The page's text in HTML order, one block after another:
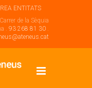
ENTITATS
de la Sèquia
. 93 268 81 30 .